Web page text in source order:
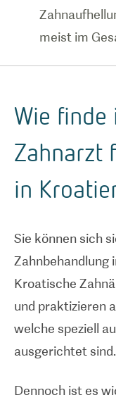
meist im
Wie
Zahnarzt
in
Sie können sich
Zahnbehandlung
Kroatische
und praktizieren
welche speziell
ausgerichtet sind.
Dennoch ist es